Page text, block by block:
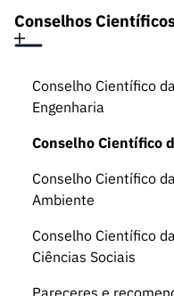
Conselhos
Conselho Científico
Engenharia
Conselho Científico
Conselho Científico
Ambiente
Conselho Científico
Ciências Sociais
Pareceres e